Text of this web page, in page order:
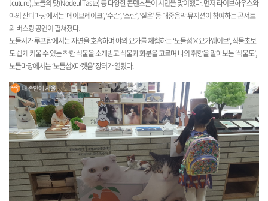
l cuture), 노들의 맛(Nodeul Taste) 등 다양한 콘텐츠들이 시민을 맞이했다. 먼저 라이브하우스와
야외 잔디마당에서는 ‘데이브레이크’, ‘수란’, ‘소란’, ‘짙은’ 등 대중음악 뮤지션이 참여하는 콘서트
와 버스킹 공연이 펼쳐졌다.
노들서가 루프탑에서는 자연을 호흡하며 야외 요가를 체험하는 ‘노들섬×요가웨이브’, 식물초보
도 쉽게 키울 수 있는 착한 식물을 소개받고 식물과 화분을 고르며 나의 취향을 알아보는 ‘식물도’,
노들마당에서는 ‘노들섬X마켓움’ 장터가 열렸다.